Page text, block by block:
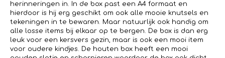
herinneringen in. In de box past een A4 formaat en
hierdoor is hij erg geschikt om ook alle mooie knutsels en
tekeningen in te bewaren. Maar natuurlijk ook handig om
alle losse items bij elkaar op te bergen. De box is dan erg
leuk voor een kersvers gezin, maar is ook een mooi item
voor oudere kindjes. De houten box heeft een mooi